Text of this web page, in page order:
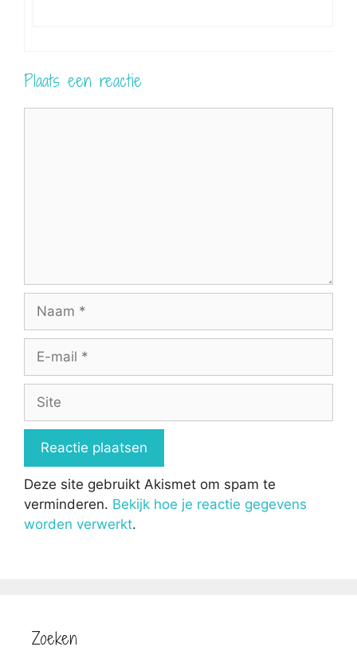
Plaats een reactie
Naam
Site
Deze site gebruikt Akismet om spam te
verminderen. Bekijk hoe je reactie gegevens
worden verwerkt.
Zoeken